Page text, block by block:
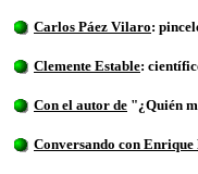
Carlos Páez Vilaro:
Clemente Estable:
Con el autor de "¿Quién
Conversando con Enrique